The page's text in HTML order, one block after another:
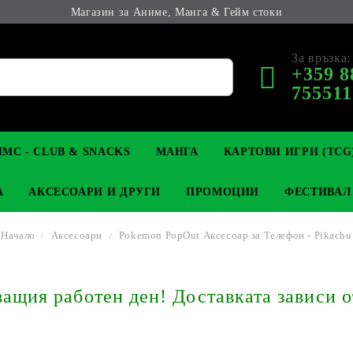
Магазин за Аниме, Манга & Гейм стоки
За връзка:
+359
КОЛЕКЦИОНЕРСКИ
YU-GI-OH! TCG
- CLUB & SNACKS МАНГА
LIGHT NOVEL
КАРТОВИ ИГРИ
MAGIC: THE GATHERING
АНИМЕ ФИГУРКИ
АКСЕСОАРИ И ДРУГИ
КЛЮЧОДЪРЖАТЕЛИ
ПРОМОЦИИ
Начало Аксесоари Pokemon PopOut Аксесоар за Телефон - Pikachu
работен ден! Доставката зависи